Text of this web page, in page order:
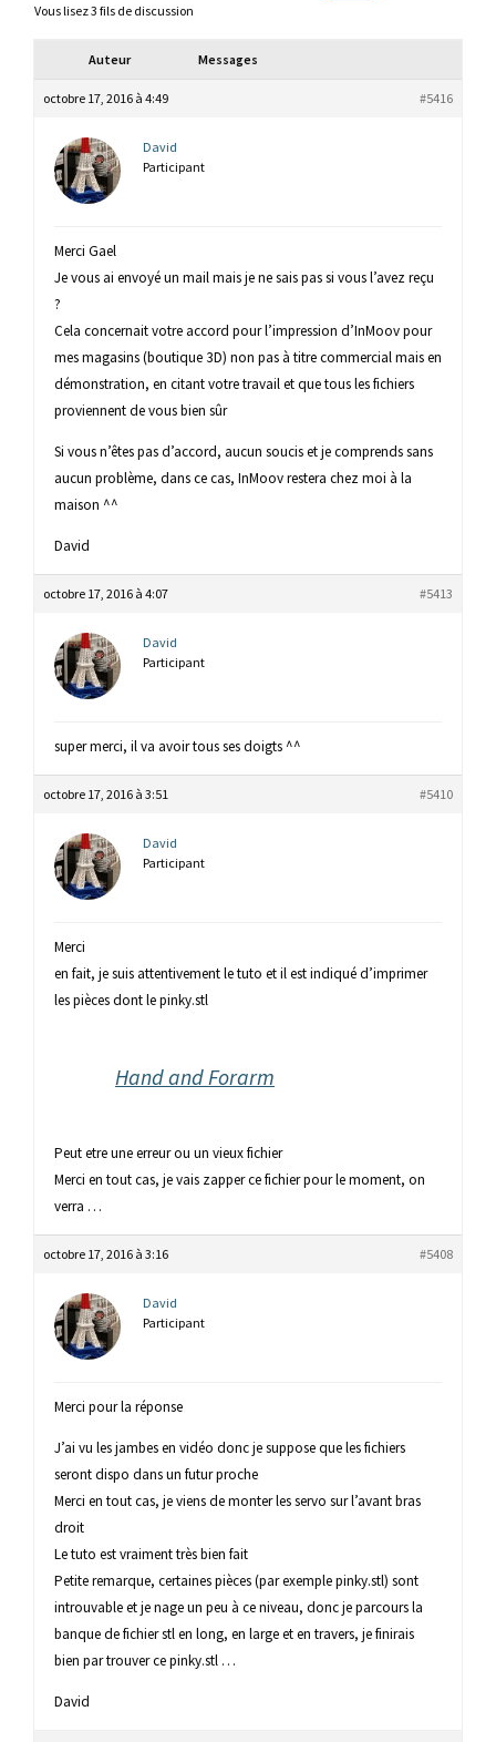
Vous lisez 3 fils de discussion
Auteur Messages
octobre 17, 2016 à 4:49 #5416
David
Participant
Merci Gael
Je vous ai envoyé un mail mais je ne sais pas si vous l’avez reçu
?
Cela concernait votre accord pour l’impression d’InMoov pour
mes magasins (boutique 3D) non pas à titre commercial mais en
démonstration, en citant votre travail et que tous les fichiers
proviennent de vous bien sûr
Si vous n’êtes pas d’accord, aucun soucis et je comprends sans
aucun problème, dans ce cas, InMoov restera chez moi à la
maison ^^
David
octobre 17, 2016 à 4:07 #5413
David
Participant
super merci, il va avoir tous ses doigts ^^
octobre 17, 2016 à 3:51 #5410
David
Participant
Merci
en fait, je suis attentivement le tuto et il est indiqué d’imprimer
les pièces dont le pinky.stl
Hand and Forarm
Peut etre une erreur ou un vieux fichier
Merci en tout cas, je vais zapper ce fichier pour le moment, on
verra …
octobre 17, 2016 à 3:16 #5408
David
Participant
Merci pour la réponse
J’ai vu les jambes en vidéo donc je suppose que les fichiers
seront dispo dans un futur proche
Merci en tout cas, je viens de monter les servo sur l’avant bras
droit
Le tuto est vraiment très bien fait
Petite remarque, certaines pièces (par exemple pinky.stl) sont
introuvable et je nage un peu à ce niveau, donc je parcours la
banque de fichier stl en long, en large et en travers, je finirais
bien par trouver ce pinky.stl …
David